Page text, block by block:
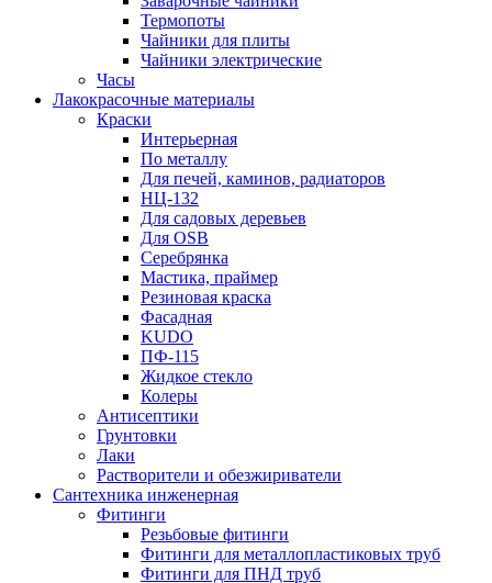
Термопоты
Чайники для плиты
Чайники электрические
Часы
Лакокрасочные материалы
Краски
Интерьерная
По металлу
Для печей, каминов, радиаторов
НЦ-132
Для садовых деревьев
Для OSB
Серебрянка
Мастика, праймер
Резиновая краска
Фасадная
KUDO
ПФ-115
Жидкое стекло
Колеры
Антисептики
Грунтовки
Лаки
Растворители и обезжириватели
Сантехника инженерная
Фитинги
Резьбовые фитинги
Фитинги для металлопластиковых труб
Фитинги для ПНД труб